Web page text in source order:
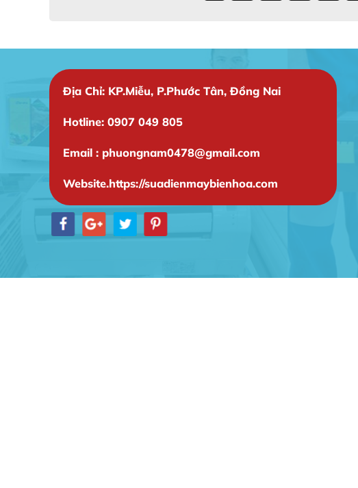
Địa Chỉ: KP.Miễu, P.Phước Tân, Đồng Nai
Hotline: 0907 049 805
Email : phuongnam0478@gmail.com
Website.https://suadienmaybienhoa.com